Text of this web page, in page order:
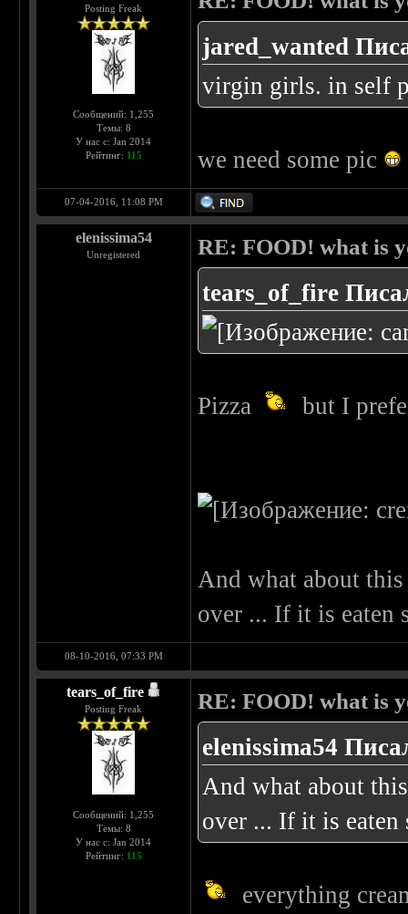
Posting Freak
Сообщений: 1,255
Темы: 8
У нас с: Jan 2014
Рейтинг: 115
jared_wanted
virgin girls. in self
we need some pic
07-04-2016, 11:08 PM
elenissima54
Unregistered RE: FOOD! what is
tears_of_fire
Pizza but I
And what about
over ... If it is
08-10-2016, 07:33 PM
tears_of_fire
Posting Freak
Сообщений: 1,255
Темы: 8
У нас с: Jan 2014
Рейтинг: 115
RE: FOOD! what is
elenissima54
And what about
over ... If it is
everything